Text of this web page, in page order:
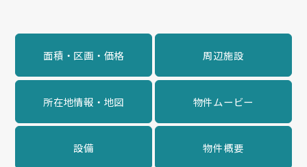
面積・区画・価格 周辺施設
所在地情報・地図 物件ムービー
設備 物件概要